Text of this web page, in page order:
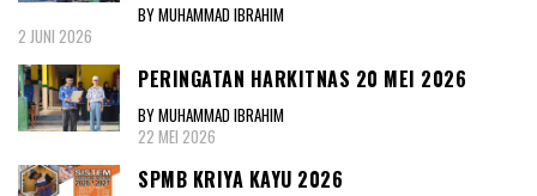
BY MUHAMMAD IBRAHIM
2 JUNI 2026
PERINGATAN HARKITNAS 20 MEI 2026
BY MUHAMMAD IBRAHIM
22 MEI 2026
SPMB KRIYA KAYU 2026